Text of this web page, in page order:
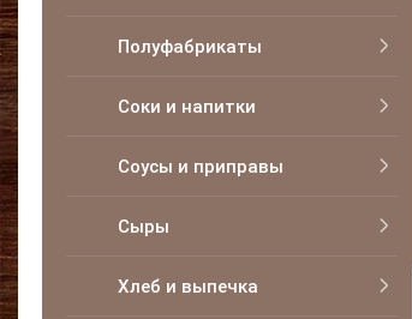
Полуфабрикаты
Соки и напитки
Соусы и приправы
Сыры
Хлеб и выпечка